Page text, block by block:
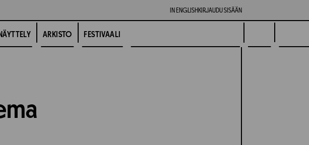
IN ENGLISH KIRJAUDU SISÄÄN
ARKISTO FESTIVAALI